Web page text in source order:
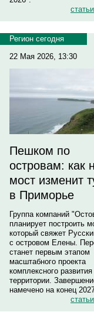
Регион сегодня
22 Мая 2026, 13:30
Пешком по
островам: как
мост изменит
в Приморье
Группа компаний
планирует построить
который свяжет
с островом Елены.
станет первым этапом
масштабного проекта
комплексного развития
территории.
намечено на конец